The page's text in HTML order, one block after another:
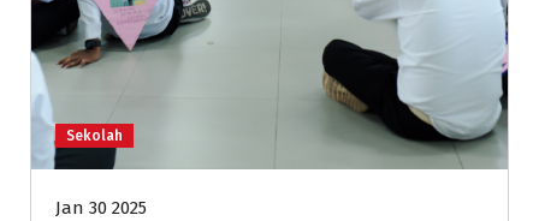
Sekolah
Jan 30 2025